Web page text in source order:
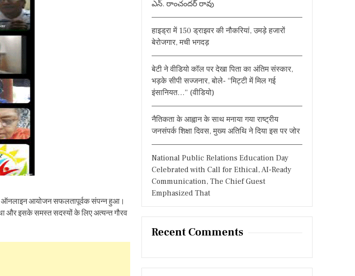
ऑनलाइन आयोजन सफलतापूर्वक संपन्न हुआ।
और इसके समस्त सदस्यों के लिए अत्यन्त गौरव
ఎన్. రాంచందర్ రావు
हाइड्रा में 150 ड्राइवर की नौकरियां, उमड़े हजारों
बेरोजगार, मची भगदड़
बेटी ने वीडियो कॉल पर देखा पिता का अंतिम संस्कार,
भड़के सीपी सज्जनार, बोले- “मिट्टी में मिल गई
इंसानियत…” (वीडियो)
नैतिकता के आह्वान के साथ मनाया गया राष्ट्रीय
जनसंपर्क शिक्षा दिवस, मुख्य अतिथि ने दिया इस पर जोर
National Public Relations Education Day
Celebrated with Call for Ethical, AI-Ready
Communication, The Chief Guest
Emphasized That
Recent Comments